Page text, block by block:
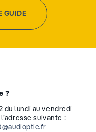
GUIDE
?
du lundi au vendredi
suivante :